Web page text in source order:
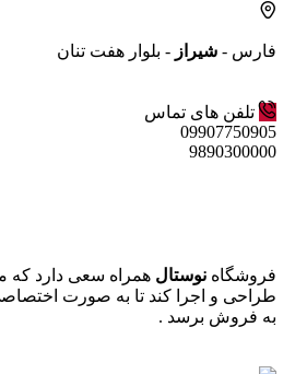
فارس - شیراز - بلوار هفت تنان
تلفن های تماس
09907750905
9890300000
فروشگاه نوستال همراه سعی دارد که
طراحی و اجرا کند تا به صورت
به فروش برسد .